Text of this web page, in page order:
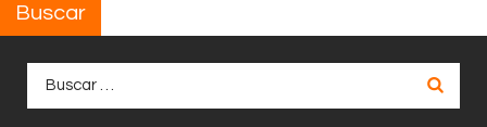
Buscar